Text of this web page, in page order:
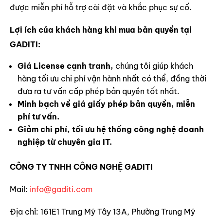
được miễn phí hỗ trợ cài đặt và khắc phục sự cố.
Lợi ích của khách hàng khi mua bản quyền tại
GADITI:
Giá License cạnh tranh, chúng tôi giúp khách
hàng tối ưu chi phí vận hành nhất có thể, đồng thời
đưa ra tư vấn cấp phép bản quyền tốt nhất.
Minh bạch về giá giấy phép bản quyền, miễn
phí tư vấn.
Giảm chi phí, tối ưu hệ thống công nghệ doanh
nghiệp từ chuyên gia IT.
CÔNG TY TNHH CÔNG NGHỆ GADITI
Mail: info@gaditi.com
Địa chỉ: 161E1 Trung Mỹ Tây 13A, Phường Trung Mỹ